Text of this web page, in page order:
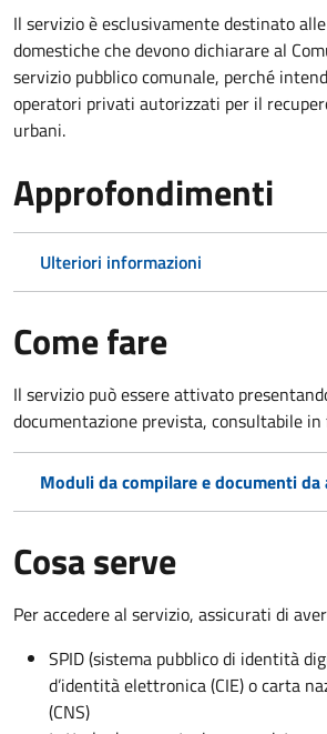
Il servizio è esclusivamente destinato
domestiche che devono dichiarare al
servizio pubblico comunale, perché
operatori privati autorizzati per il
urbani.
Approfondimenti
Ulteriori informazioni
Come fare
Il servizio può essere attivato
documentazione prevista, consultabile in
Moduli da compilare e documenti da
Cosa serve
Per accedere al servizio, assicurati di
SPID (sistema pubblico di identità
d’identità elettronica (CIE) o carta
(CNS)